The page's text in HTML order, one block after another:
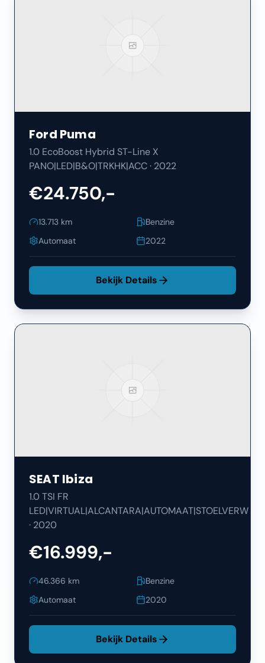
Ford Puma
1.0 EcoBoost Hybrid ST-Line X
PANO|LED|B&O|TRKHK|ACC· 2022
€24.750,-
13.713 km
Benzine
Automaat
2022
Bekijk Details
SEAT Ibiza
1.0 TSI FR
LED|VIRTUAL|ALCANTARA|AUTOMAAT|STOELVERW
· 2020
€16.999,-
46.366 km
Benzine
Automaat
2020
Bekijk Details